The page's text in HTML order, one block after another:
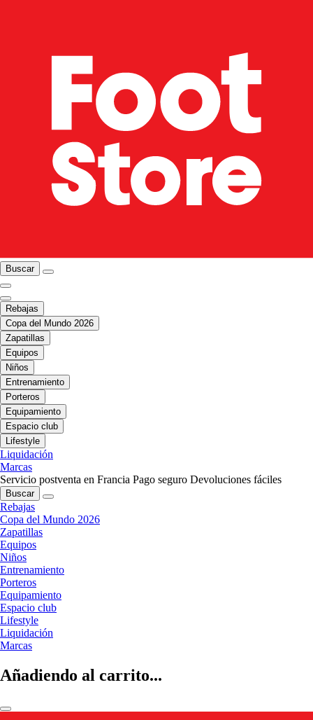
Buscar
Rebajas
Copa del Mundo 2026
Zapatillas
Equipos
Niños
Entrenamiento
Porteros
Equipamiento
Espacio club
Lifestyle
Liquidación
Marcas
Servicio postventa en Francia Pago seguro Devoluciones fáciles
Buscar
Rebajas
Copa del Mundo 2026
Zapatillas
Equipos
Niños
Entrenamiento
Porteros
Equipamiento
Espacio club
Lifestyle
Liquidación
Marcas
Añadiendo al carrito...